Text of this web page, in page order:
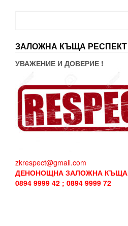
ЗАЛОЖНА КЪЩА РЕСПЕКТ
УВАЖЕНИЕ И ДОВЕРИЕ !
zkrespect@gmail.com
ДЕНОНОЩНА ЗАЛОЖНА КЪЩА
0894 9999 42 ; 0894 9999 72